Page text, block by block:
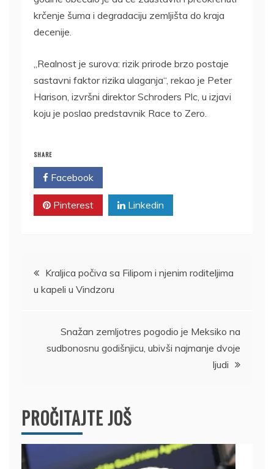
krčenje šuma i degradaciju zemljišta do kraja
decenije.
„Realnost je surova: rizik prirode brzo postaje
sastavni faktor rizika ulaganja“, rekao je Peter
Harison, izvršni direktor Schroders Plc, u izjavi
koju je poslao predstavnik Race to Zero.
SHARE
Facebook
Pinterest Linkedin
Kretanje
članka
Kraljica počiva sa Filipom i njenim roditeljima
u kapeli u Vindzoru
Snažan zemljotres pogodio je Meksiko na
sudbonosnu godišnjicu, ubivši najmanje dvoje
ljudi
PROČITAJTE JOŠ